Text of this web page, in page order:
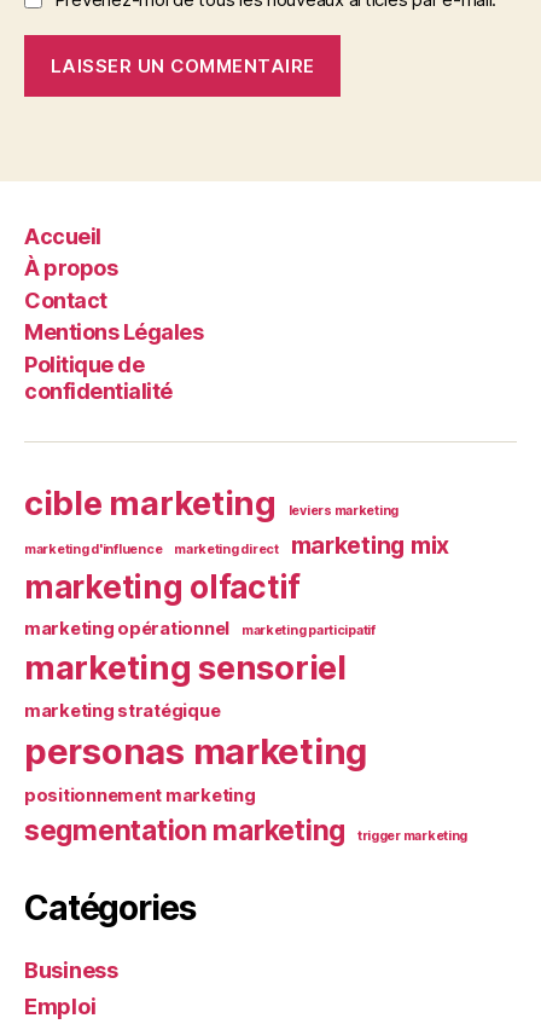
Accueil
À propos
Contact
Mentions Légales
Politique de
confidentialité
cible marketing leviers marketing
marketing d'influence marketing direct marketing mix
marketing olfactif
marketing opérationnel marketing participatif
marketing sensoriel
marketing stratégique
personas marketing
positionnement marketing
segmentation marketing trigger marketing
Catégories
Business
Emploi